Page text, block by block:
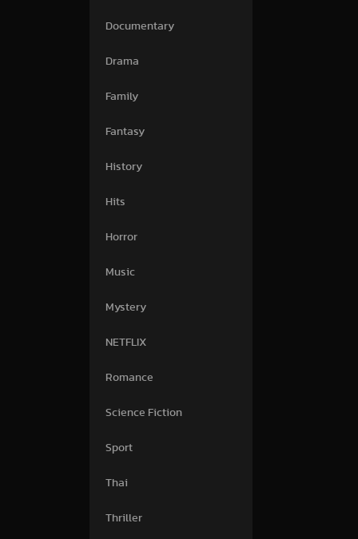
Documentary
Drama
Family
Fantasy
History
Hits
Horror
Music
Mystery
NETFLIX
Romance
Science Fiction
Sport
Thai
Thriller